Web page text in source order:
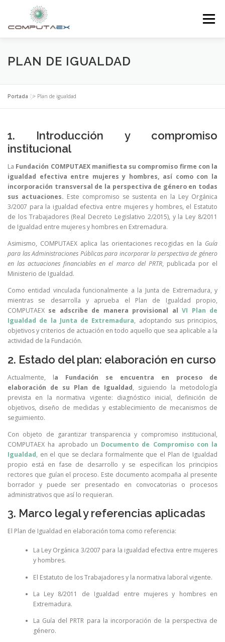
Menú
INICIO LA FUNDACIÓN EL CENTRO
SUPERCOMPUTACIÓN
INVESTIGACIÓN E INNOVACIÓN CONTACTO
PLAN DE IGUALDAD
Portada >> Plan de igualdad
1. Introducción y compromiso
institucional
La Fundación COMPUTAEX manifiesta su compromiso firme con la
igualdad efectiva entre mujeres y hombres, así como con la
incorporación transversal de la perspectiva de género en todas
sus actuaciones. Este compromiso se sustenta en la Ley Orgánica
3/2007 para la igualdad efectiva entre mujeres y hombres, el Estatuto
de los Trabajadores (Real Decreto Legislativo 2/2015), y la Ley 8/2011
de Igualdad entre mujeres y hombres en Extremadura.
Asimismo, COMPUTAEX aplica las orientaciones recogidas en la Guía
para las Administraciones Públicas para incorporar la perspectiva de género
en las actuaciones financiables en el marco del PRTR, publicada por el
Ministerio de Igualdad.
Como entidad vinculada funcionalmente a la Junta de Extremadura, y
mientras se desarrolla y aprueba el Plan de Igualdad propio,
COMPUTAEX se adscribe de manera provisional alVI Plan de
Igualdad de la Junta de Extremadura, adoptando sus principios,
objetivos y criterios de actuación en todo aquello que sea aplicable a la
actividad de la Fundación.
2. Estado del plan: elaboración en curso
Actualmente, la Fundación se encuentra en proceso de
elaboración de su Plan de Igualdad, siguiendo la metodología
prevista en la normativa vigente: diagnóstico inicial, definición de
objetivos, diseño de medidas y establecimiento de mecanismos de
seguimiento.
Con objeto de garantizar transparencia y compromiso institucional,
COMPUTAEX ha aprobado un Documento de Compromiso con la
Igualdad, en el que se declara formalmente que el Plan de Igualdad
propio está en fase de desarrollo y se especifican los principios
rectores que guían el proceso. Este documento acompaña al presente
borrador y puede ser presentado en convocatorias o procesos
administrativos que así lo requieran.
3. Marco legal y referencias aplicadas
El Plan de Igualdad en elaboración toma como referencia:
La Ley Orgánica 3/2007 para la igualdad efectiva entre mujeres
y hombres.
El Estatuto de los Trabajadores y la normativa laboral vigente.
La Ley 8/2011 de Igualdad entre mujeres y hombres en
Extremadura.
La Guía del PRTR para la incorporación de la perspectiva de
género.